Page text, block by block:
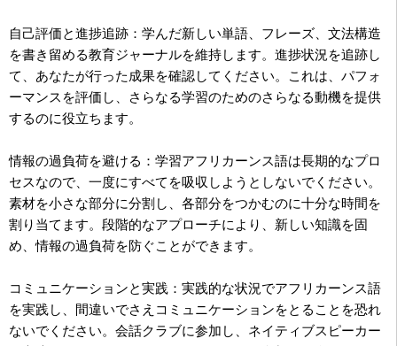
自己評価と進捗追跡：学んだ新しい単語、フレーズ、文法構造
を書き留める教育ジャーナルを維持します。進捗状況を追跡し
て、あなたが行った成果を確認してください。これは、パフォ
ーマンスを評価し、さらなる学習のためのさらなる動機を提供
するのに役立ちます。
情報の過負荷を避ける：学習アフリカーンス語は長期的なプロ
セスなので、一度にすべてを吸収しようとしないでください。
素材を小さな部分に分割し、各部分をつかむのに十分な時間を
割り当てます。段階的なアプローチにより、新しい知識を固
め、情報の過負荷を防ぐことができます。
コミュニケーションと実践：実践的な状況でアフリカーンス語
を実践し、間違いでさえコミュニケーションをとることを恐れ
ないでください。会話クラブに参加し、ネイティブスピーカー